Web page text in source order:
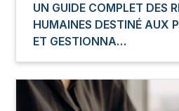
UN GUIDE COMPLET DES
HUMAINES DESTINÉ AUX
ET GESTIONNA…
Image